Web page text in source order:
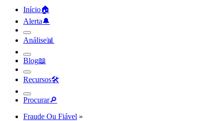
Início🏠︎
Alerta🔔︎
Análise📊︎
Blog📖︎
Recursos🛠︎
Procurar🔎︎
Fraude Ou Fiável »